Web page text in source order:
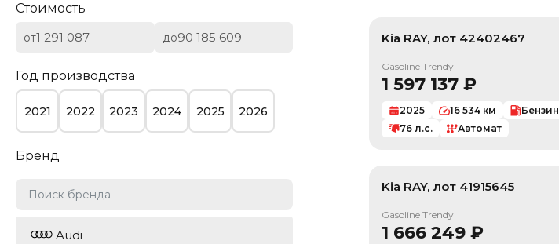
Стоимость
от до
Год производства
2021 2022 2023 2024 2025 2026
Бренд
Audi
Kia RAY, лот 42402467
Gasoline Trendy
1 597 137 ₽
2025 16 534 км
Бензин
76 л.с. Автомат
Kia RAY, лот 41915645
Gasoline Trendy
1 666 249 ₽